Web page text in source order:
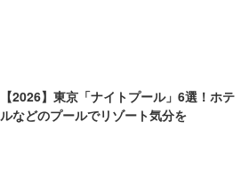
【2026】東京「ナイトプール」6選！ホテ
ルなどのプールでリゾート気分を